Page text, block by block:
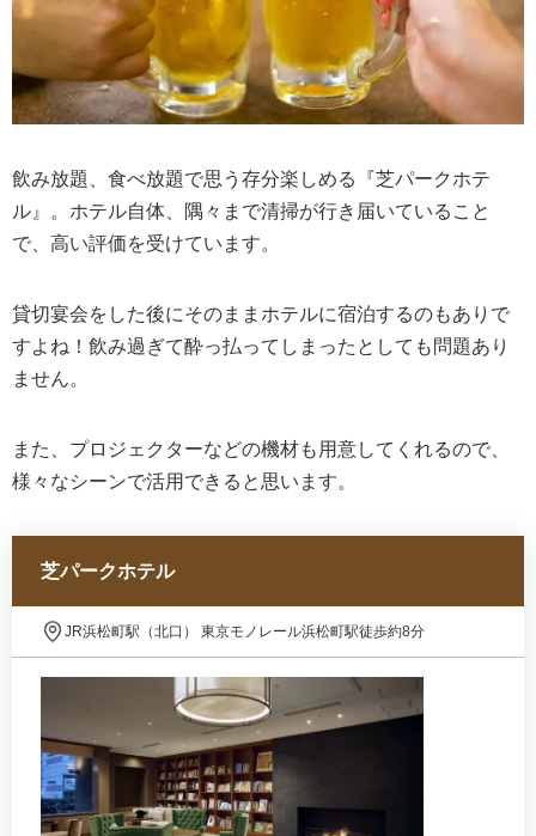
飲み放題、食べ放題で思う存分楽しめる『芝パークホテ
ル』。ホテル自体、隅々まで清掃が行き届いていること
で、高い評価を受けています。
貸切宴会をした後にそのままホテルに宿泊するのもありで
すよね！飲み過ぎて酔っ払ってしまったとしても問題あり
ません。
また、プロジェクターなどの機材も用意してくれるので、
様々なシーンで活用できると思います。
芝パークホテル
JR浜松町駅（北口） 東京モノレール浜松町駅徒歩約8分